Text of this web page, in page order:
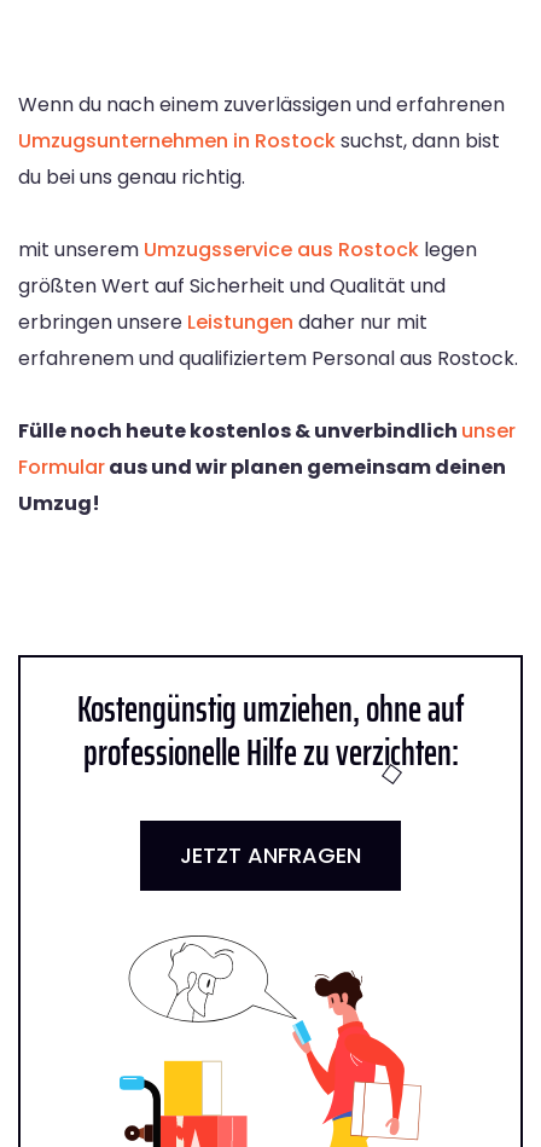
Wenn du nach einem zuverlässigen und erfahrenen
Umzugsunternehmen in Rostocksuchst, dann bist
du bei uns genau richtig.
mit unserem Umzugsservice aus Rostock legen
größten Wert auf Sicherheit und Qualität und
erbringen unsere Leistungen daher nur mit
erfahrenem und qualifiziertem Personal aus Rostock.
Fülle noch heute kostenlos & unverbindlich unser
Formularaus und wir planen gemeinsam deinen
Umzug!
Kostengünstig umziehen, ohne auf
professionelle Hilfe zu verzichten:
JETZT ANFRAGEN